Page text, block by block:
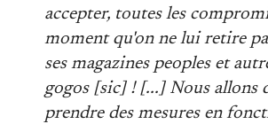
accepter, toutes les
moment qu'on ne lui retire
ses magazines peoples et
gogos [sic] ! [...] Nous allons
prendre des mesures en